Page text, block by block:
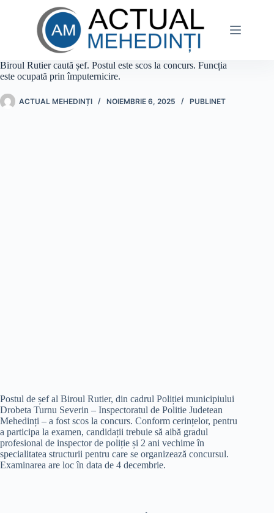
Biroul Rutier caută șef. Postul este scos la concurs. Funcția
este ocupată prin împuternicire.
ACTUAL MEHEDINȚI NOIEMBRIE 6, 2025 PUBLINET
Postul de șef al Biroul Rutier, din cadrul Poliției municipiului
Drobeta Turnu Severin – Inspectoratul de Politie Judetean
Mehedinți – a fost scos la concurs. Conform cerințelor, pentru
a participa la examen, candidații trebuie să aibă gradul
profesional de inspector de poliție și 2 ani vechime în
specialitatea structurii pentru care se organizează concursul.
Examinarea are loc în data de 4 decembrie.